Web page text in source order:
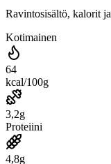
Ravintosisältö, kalorit
Kotimainen
64
kcal/100g
3,2g
Proteiini
4,8g